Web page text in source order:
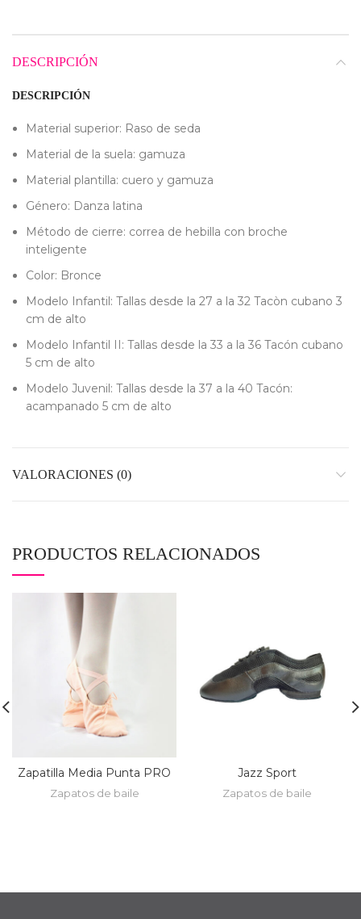
DESCRIPCIÓN
DESCRIPCIÓN
Material superior: Raso de seda
Material de la suela: gamuza
Material plantilla: cuero y gamuza
Género: Danza latina
Método de cierre: correa de hebilla con broche
inteligente
Color: Bronce
Modelo Infantil: Tallas desde la 27 a la 32 Tacòn cubano 3
cm de alto
Modelo Infantil II: Tallas desde la 33 a la 36 Tacón cubano
5 cm de alto
Modelo Juvenil: Tallas desde la 37 a la 40 Tacón:
acampanado 5 cm de alto
VALORACIONES (0)
PRODUCTOS RELACIONADOS
Zapatilla Media Punta PRO
Zapatos de baile
Jazz Sport
Zapatos de baile